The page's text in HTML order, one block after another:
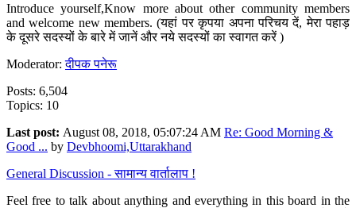
Introduce yourself,Know more about other community members
and welcome new members. (यहां पर कृपया अपना परिचय दें, मेरा पहाड़
के दूसरे सदस्यों के बारे में जानें और नये सदस्यों का स्वागत करें )
Moderator:दीपक पनेरू
Posts: 6,504
Topics: 10
Last post: August 08, 2018, 05:07:24 AM Re: Good Morning &
Good ... by Devbhoomi,Uttarakhand
General Discussion - सामान्य वार्तालाप !
Feel free to talk about anything and everything in this board in the